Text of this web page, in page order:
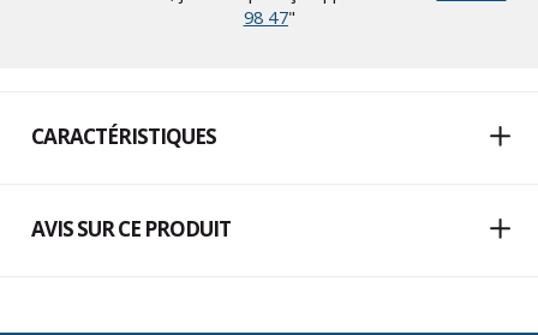
98 47"
CARACTÉRISTIQUES
AVIS SUR CE PRODUIT